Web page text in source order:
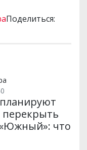
Поделиться:
что